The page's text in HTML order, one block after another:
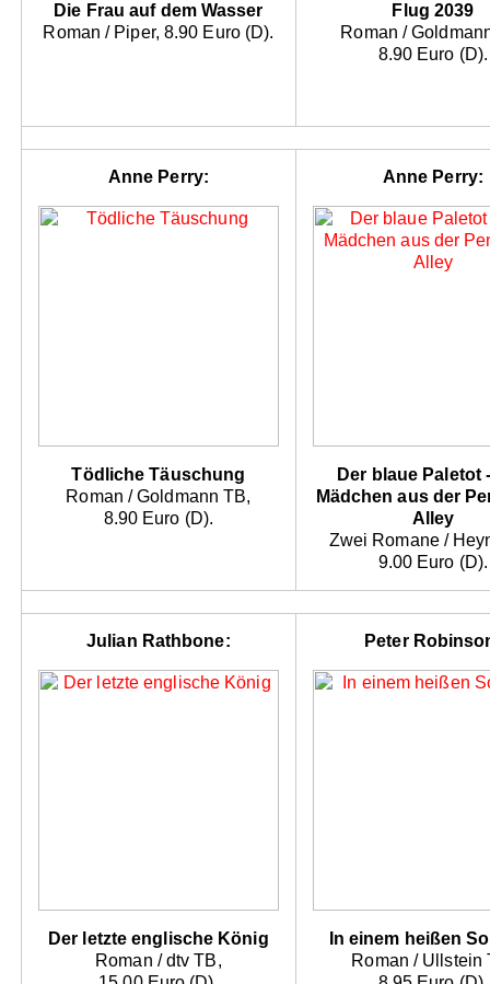
Die Frau auf dem Wasser
Roman / Piper, 8.90 Euro (D).
Flug 2039
Roman /
8.90 Euro (D).
Anne Perry:
Tödliche Täuschung
Roman / Goldmann TB,
8.90 Euro (D).
Anne Perry:
Der blaue Paletot
Mädchen aus der
Alley
Zwei Romane /
9.00 Euro (D).
Julian Rathbone:
Der letzte englische König
Roman / dtv TB,
Peter
In einem heißen
Roman / Ullstein